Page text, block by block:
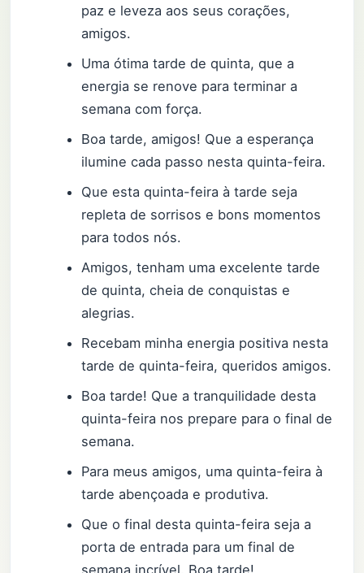
paz e leveza aos seus corações,
amigos.
Uma ótima tarde de quinta, que a
energia se renove para terminar a
semana com força.
Boa tarde, amigos! Que a esperança
ilumine cada passo nesta quinta-feira.
Que esta quinta-feira à tarde seja
repleta de sorrisos e bons momentos
para todos nós.
Amigos, tenham uma excelente tarde
de quinta, cheia de conquistas e
alegrias.
Recebam minha energia positiva nesta
tarde de quinta-feira, queridos amigos.
Boa tarde! Que a tranquilidade desta
quinta-feira nos prepare para o final de
semana.
Para meus amigos, uma quinta-feira à
tarde abençoada e produtiva.
Que o final desta quinta-feira seja a
porta de entrada para um final de